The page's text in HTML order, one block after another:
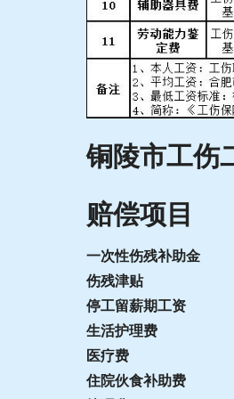
铜陵市工伤
赔偿项目
一次性伤残补助金
伤残津贴
停工留薪期工资
生活护理费
医疗费
住院伙食补助费